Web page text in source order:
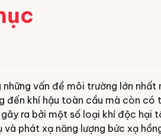
giặt Ecolab
Xe chuyên dụng bảo dưỡng
đường băng
vấn đề môi trường lớn
đến khí hậu toàn cầu mà còn
ra bởi một số loại khí độc hại
và phát xạ năng lượng bức xạ